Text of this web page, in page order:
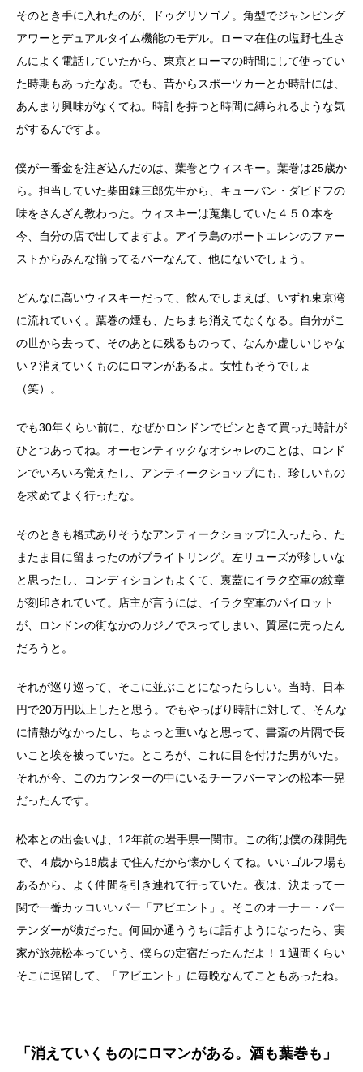
そのとき手に入れたのが、ドゥグリソゴノ。角型でジャンピング
アワーとデュアルタイム機能のモデル。ローマ在住の塩野七生さ
んによく電話していたから、東京とローマの時間にして使ってい
た時期もあったなあ。でも、昔からスポーツカーとか時計には、
あんまり興味がなくてね。時計を持つと時間に縛られるような気
がするんですよ。
僕が一番金を注ぎ込んだのは、葉巻とウィスキー。葉巻は25歳か
ら。担当していた柴田錬三郎先生から、キューバン・ダビドフの
味をさんざん教わった。ウィスキーは蒐集していた４５０本を
今、自分の店で出してますよ。アイラ島のポートエレンのファー
ストからみんな揃ってるバーなんて、他にないでしょう。
どんなに高いウィスキーだって、飲んでしまえば、いずれ東京湾
に流れていく。葉巻の煙も、たちまち消えてなくなる。自分がこ
の世から去って、そのあとに残るものって、なんか虚しいじゃな
い？消えていくものにロマンがあるよ。女性もそうでしょ
（笑）。
でも30年くらい前に、なぜかロンドンでピンときて買った時計が
ひとつあってね。オーセンティックなオシャレのことは、ロンド
ンでいろいろ覚えたし、アンティークショップにも、珍しいもの
を求めてよく行ったな。
そのときも格式ありそうなアンティークショップに入ったら、た
またま目に留まったのがブライトリング。左リューズが珍しいな
と思ったし、コンディションもよくて、裏蓋にイラク空軍の紋章
が刻印されていて。店主が言うには、イラク空軍のパイロット
が、ロンドンの街なかのカジノでスってしまい、質屋に売ったん
だろうと。
それが巡り巡って、そこに並ぶことになったらしい。当時、日本
円で20万円以上したと思う。でもやっぱり時計に対して、そんな
に情熱がなかったし、ちょっと重いなと思って、書斎の片隅で長
いこと埃を被っていた。ところが、これに目を付けた男がいた。
それが今、このカウンターの中にいるチーフバーマンの松本一晃
だったんです。
松本との出会いは、12年前の岩手県一関市。この街は僕の疎開先
で、４歳から18歳まで住んだから懐かしくてね。いいゴルフ場も
あるから、よく仲間を引き連れて行っていた。夜は、決まって一
関で一番カッコいいバー「アビエント」。そこのオーナー・バー
テンダーが彼だった。何回か通ううちに話すようになったら、実
家が旅苑松本っていう、僕らの定宿だったんだよ！１週間くらい
そこに逗留して、「アビエント」に毎晩なんてこともあったね。
「消えていくものにロマンがある。酒も葉巻も」